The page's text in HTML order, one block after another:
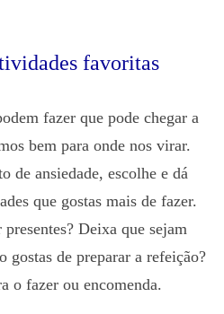
favoritas
fazer que pode chegar a
bem para onde nos virar.
de ansiedade, escolhe e dá
que gostas mais de fazer.
Deixa que sejam
gostas de preparar a refeição?
o fazer ou encomenda.